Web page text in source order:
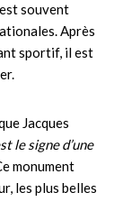
souvent
Après
sportif, il est
Jacques
le signe d’une
monument
les plus belles